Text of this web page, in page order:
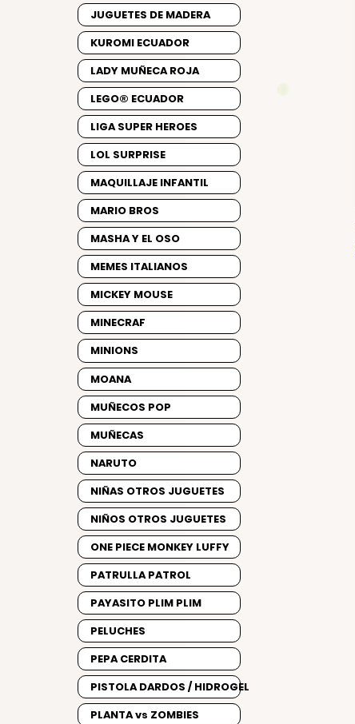
JUGUETES DE MADERA
KUROMI ECUADOR
LADY MUÑECA ROJA
LEGO® ECUADOR
LIGA SUPER HEROES
LOL SURPRISE
MAQUILLAJE INFANTIL
MARIO BROS
MASHA Y EL OSO
MEMES ITALIANOS
MICKEY MOUSE
MINECRAF
MINIONS
MOANA
MUÑECOS POP
MUÑECAS
NARUTO
NIÑAS OTROS JUGUETES
NIÑOS OTROS JUGUETES
ONE PIECE MONKEY LUFFY
PATRULLA PATROL
PAYASITO PLIM PLIM
PELUCHES
PEPA CERDITA
PISTOLA DARDOS / HIDROGEL
PLANTA vs ZOMBIES